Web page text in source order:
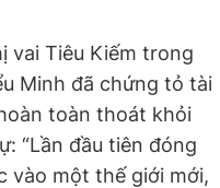
vai Tiêu Kiếm trong
Minh đã chứng tỏ tài
toàn thoát khỏi
“Lần đầu tiên đóng
vào một thế giới mới,